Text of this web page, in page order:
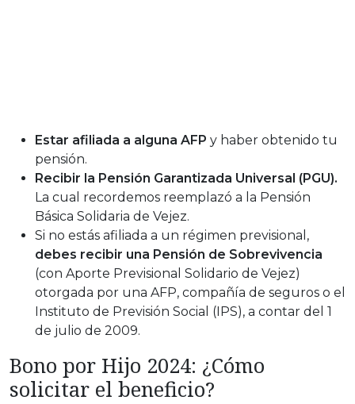
Estar afiliada a alguna AFP y haber obtenido tu
pensión.
Recibir la Pensión Garantizada Universal (PGU).
La cual recordemos reemplazó a la Pensión
Básica Solidaria de Vejez.
Si no estás afiliada a un régimen previsional,
debes recibir una Pensión de Sobrevivencia
(con Aporte Previsional Solidario de Vejez)
otorgada por una AFP, compañía de seguros o el
Instituto de Previsión Social (IPS), a contar del 1
de julio de 2009.
Bono por Hijo 2024: ¿Cómo
solicitar el beneficio?